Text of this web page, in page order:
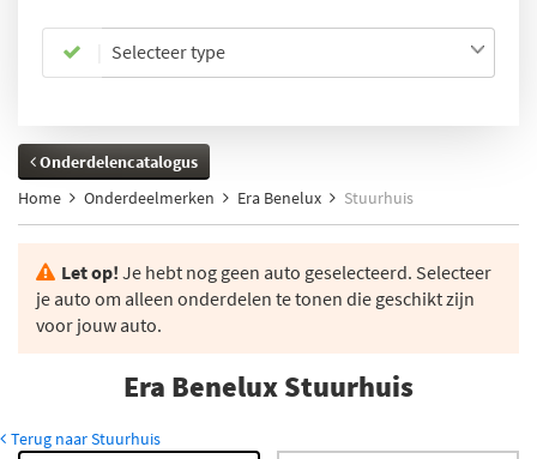
Selecteer type
Onderdelencatalogus
Home
Onderdeelmerken Era Benelux Stuurhuis
Let op! Je hebt nog geen auto geselecteerd. Selecteer
je auto om alleen onderdelen te tonen die geschikt zijn
voor jouw auto.
Era Benelux Stuurhuis
Terug naar Stuurhuis